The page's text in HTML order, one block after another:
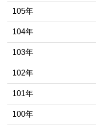
105年
104年
103年
102年
101年
100年